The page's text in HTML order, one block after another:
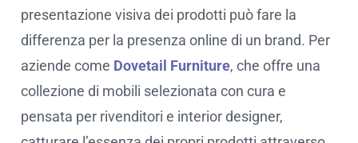
presentazione visiva dei prodotti può fare la
differenza per la presenza online di un brand. Per
aziende come Dovetail Furniture, che offre una
collezione di mobili selezionata con cura e
pensata per rivenditori e interior designer,